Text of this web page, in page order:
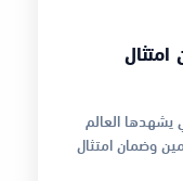
يشهدها العالم
وضمان امتثال